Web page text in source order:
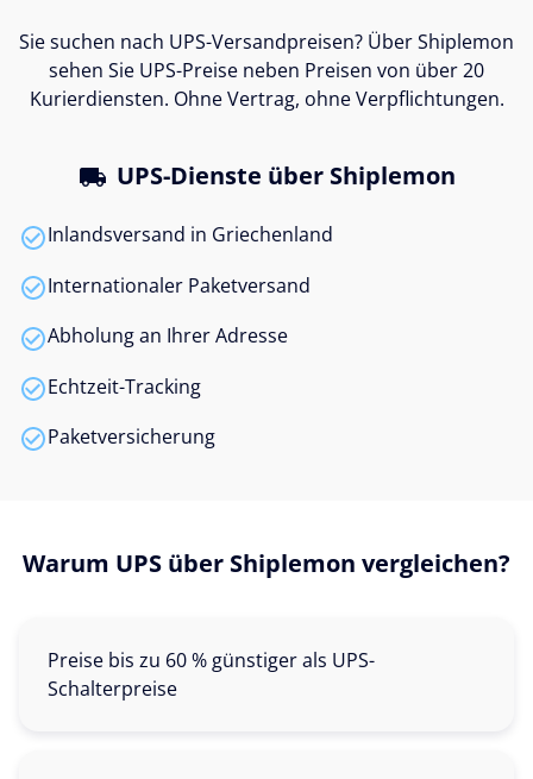
Sie suchen nach UPS-Versandpreisen? Über Shiplemon
sehen Sie UPS-Preise neben Preisen von über 20
Kurierdiensten. Ohne Vertrag, ohne Verpflichtungen.
UPS-Dienste über Shiplemon
Inlandsversand in Griechenland
Internationaler Paketversand
Abholung an Ihrer Adresse
Echtzeit-Tracking
Paketversicherung
Warum UPS über Shiplemon vergleichen?
Preise bis zu 60 % günstiger als UPS-
Schalterpreise